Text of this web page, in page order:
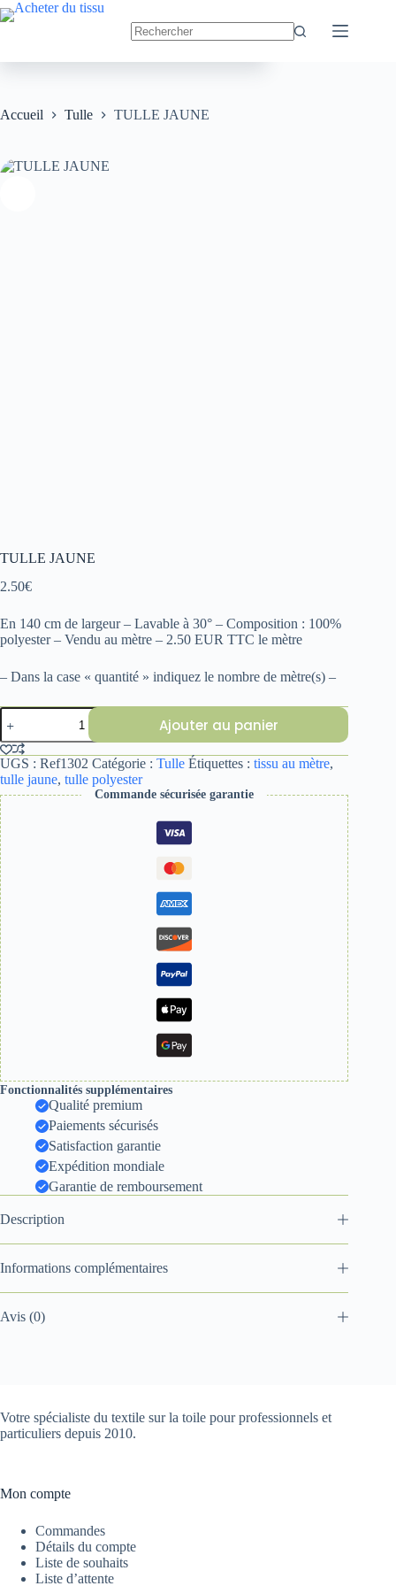
Passer
au
Ajouter au panier
Accueil Tulle TULLE JAUNE
TULLE JAUNE
2.50€
En 140 cm de largeur – Lavable à 30° – Composition : 100%
polyester – Vendu au mètre – 2.50 EUR TTC le mètre
– Dans la case « quantité » indiquez le nombre de mètre(s) –
quantité
de
TULLE
JAUNE
Ajouter au panier
UGS : Ref1302 Catégorie : Tulle Étiquettes : tissu au mètre,
tulle jaune, tulle polyester
Commande sécurisée garantie
Fonctionnalités supplémentaires
Qualité premium
Paiements sécurisés
Satisfaction garantie
Expédition mondiale
Garantie de remboursement
Description
Informations complémentaires
Avis (0)
Votre spécialiste du textile sur la toile pour professionnels et
particuliers depuis 2010.
Mon compte
Commandes
Détails du compte
Liste de souhaits
Liste d’attente